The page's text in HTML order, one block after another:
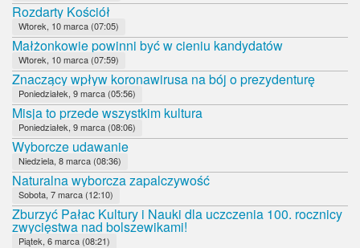
Rozdarty Kościół
Wtorek, 10 marca (07:05)
Małżonkowie powinni być w cieniu kandydatów
Wtorek, 10 marca (07:59)
Znaczący wpływ koronawirusa na bój o prezydenturę
Poniedziałek, 9 marca (05:56)
Misja to przede wszystkim kultura
Poniedziałek, 9 marca (08:06)
Wyborcze udawanie
Niedziela, 8 marca (08:36)
Naturalna wyborcza zapalczywość
Sobota, 7 marca (12:10)
Zburzyć Pałac Kultury i Nauki dla uczczenia 100. rocznicy
zwycięstwa nad bolszewikami!
Piątek, 6 marca (08:21)